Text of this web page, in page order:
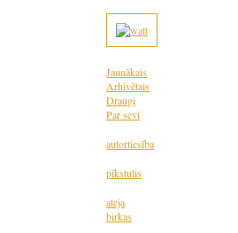
Jaunākais
Arhivētais
Draugi
Par sevi
autortiesība
pīkstulis
ateja
birkas